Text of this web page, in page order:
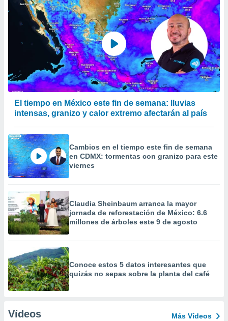
El tiempo en México este fin de semana: lluvias
intensas, granizo y calor extremo afectarán al país
Cambios en el tiempo este fin de semana
en CDMX: tormentas con granizo para este
viernes
Claudia Sheinbaum arranca la mayor
jornada de reforestación de México: 6.6
millones de árboles este 9 de agosto
Conoce estos 5 datos interesantes que
quizás no sepas sobre la planta del café
Vídeos Más Vídeos